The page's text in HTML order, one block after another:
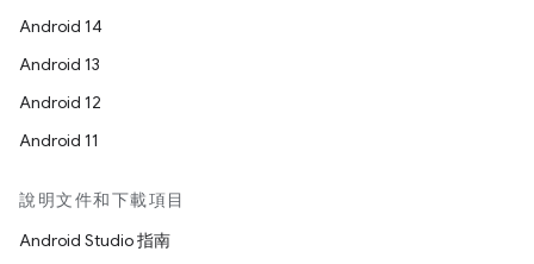
Android 14
Android 13
Android 12
Android 11
說明文件和下載項目
Android Studio 指南